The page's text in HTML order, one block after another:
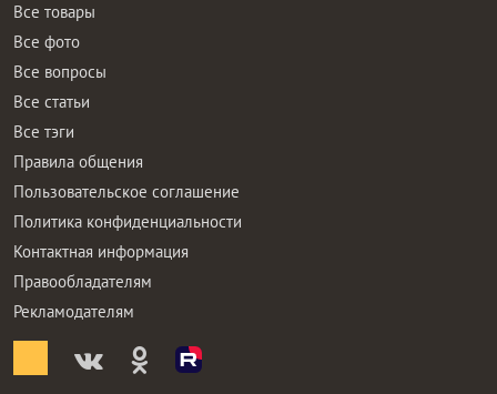
Все товары
Все фото
Все вопросы
Все статьи
Все тэги
Правила общения
Пользовательское соглашение
Политика конфиденциальности
Контактная информация
Правообладателям
Рекламодателям